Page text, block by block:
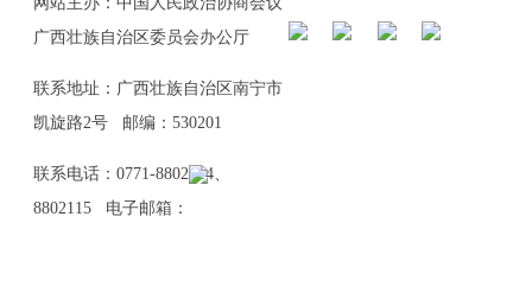
广西壮族自治区委员会办公厅
联系地址：广西壮族自治区南宁市
凯旋路2号 邮编：530201
联系电话：0771-8802114、
8802115 电子邮箱：